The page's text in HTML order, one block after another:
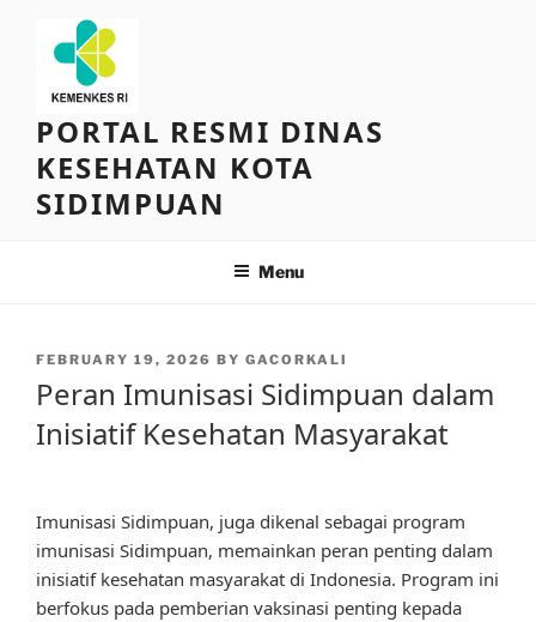
content
PORTAL RESMI DINAS
KESEHATAN KOTA
SIDIMPUAN
Menu
POSTED
FEBRUARY 19, 2026 BY GACORKALI
Peran Imunisasi Sidimpuan dalam
Inisiatif Kesehatan Masyarakat
Imunisasi Sidimpuan, juga dikenal sebagai program
imunisasi Sidimpuan, memainkan peran penting dalam
inisiatif kesehatan masyarakat di Indonesia. Program ini
berfokus pada pemberian vaksinasi penting kepada